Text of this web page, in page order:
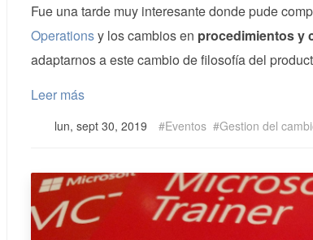
Fue una tarde muy interesante donde pude
Operationsy los cambios en procedimientos y
adaptarnos a este cambio de filosofía del
Leer más
lun, sept 30, 2019 Eventos Gestion del